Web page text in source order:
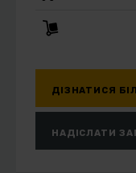
ДІЗНАТИСЯ
НАДІСЛАТИ